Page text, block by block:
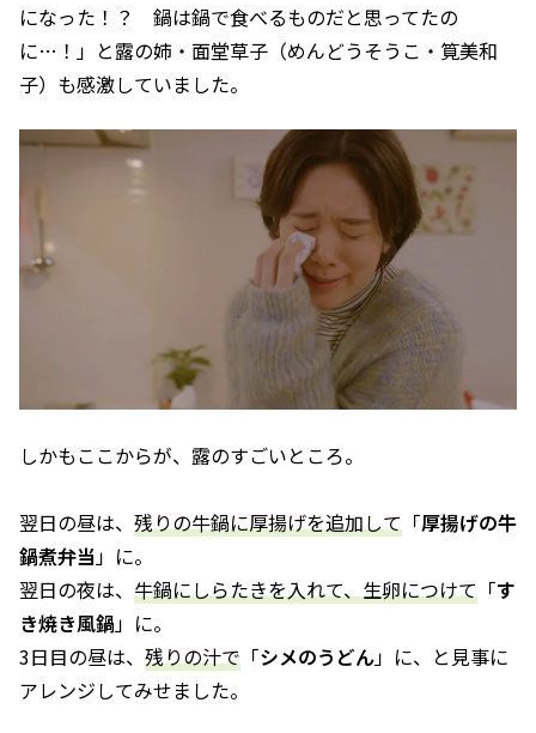
になった！？ 鍋は鍋で食べるものだと思ってたの
に…！」と露の姉・面堂草子（めんどうそうこ・筧美和
子）も感激していました。
しかもここからが、露のすごいところ。
翌日の昼は、 残りの牛鍋に厚揚げを追加して 「厚揚げの牛
鍋煮弁当」に。
翌日の夜は、 牛鍋にしらたきを入れて、生卵につけて 「す
き焼き風鍋」に。
3日目の昼は、 残りの汁で 「シメのうどん」に、と見事に
アレンジしてみせました。